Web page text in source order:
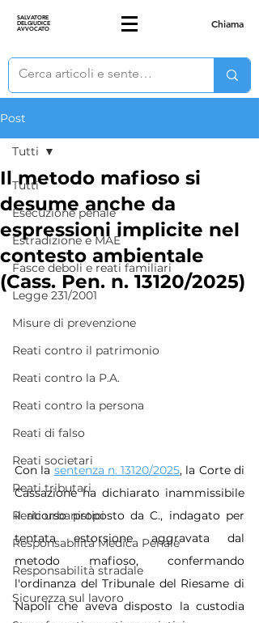
SALVATORE
DELGIUDICE
AVVOCATO Chiama
Post
Tutti
Esecuzione penale
Estradizione e MAE
Fasce deboli e reati familiari
Legge 231/2001
Misure di prevenzione
Reati contro il patrimonio
Reati contro la P.A.
Reati contro la persona
Reati di falso
Reati societari
Reati tributari
Reati urbanistici
Responsabilità Medica Penale
Responsabilità stradale
Sicurezza sul lavoro
Tutti
Il metodo mafioso si
desume anche da
espressioni implicite nel
contesto ambientale
(Cass. Pen. n. 13120/2025)
Con la sentenza n. 13120/2025, la Corte di
Cassazione ha dichiarato inammissibile
il ricorso proposto da C., indagato per
tentata estorsione aggravata dal
metodo mafioso, confermando
l'ordinanza del Tribunale del Riesame di
Napoli che aveva disposto la custodia